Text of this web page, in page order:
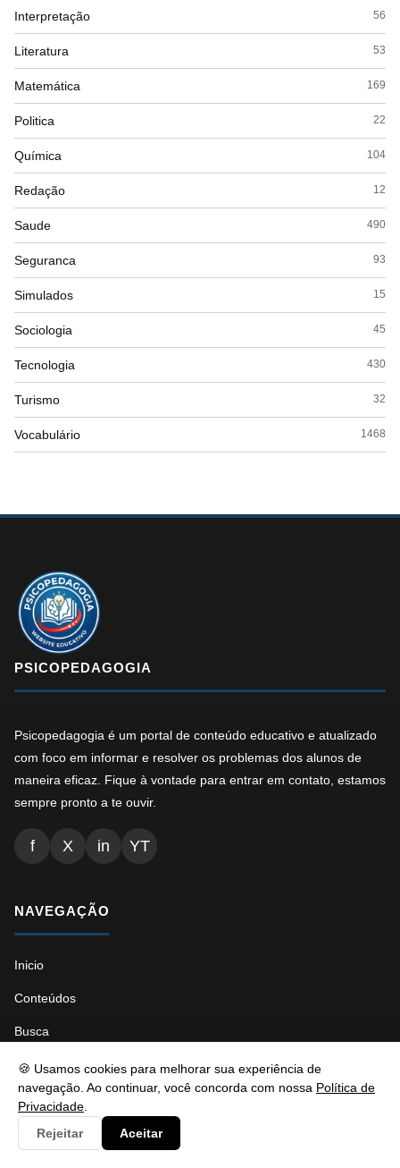
🍪 Usamos cookies para melhorar sua experiência de
navegação. Ao continuar, você concorda com nossa Política de
Privacidade
Rejeitar
Aceitar
Interpretação 56
Literatura 53
Matemática 169
Politica 22
Química 104
Redação 12
Saude 490
Seguranca 93
Simulados 15
Sociologia 45
Tecnologia 430
Turismo 32
Vocabulário 1468
PSICOPEDAGOGIA
Psicopedagogia é um portal de conteúdo educativo e atualizado
com foco em informar e resolver os problemas dos alunos de
maneira eficaz. Fique à vontade para entrar em contato, estamos
sempre pronto a te ouvir.
f X in YT
NAVEGAÇÃO
Inicio
Conteúdos
Busca
Ads.txt
Llms.txt
Robots.txt